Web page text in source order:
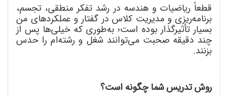
قطعاً ریاضیات و هندسه در رشد تفکر منطقی، تجسم،
برنامهریزی و مدیریت کلاس در گفتار و عملکردهای من
بسیار تأثیرگذار بوده است؛ بهطوری که خیلیها پس از
چند دقیقه صحبت میتوانند شغل و رشتهام را حدس
بزنند.
روش تدریس شما چگونه است؟